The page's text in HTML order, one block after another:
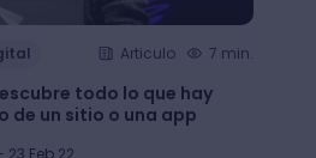
Articulo 7 min.
todo lo que hay
de un sitio o una app
Feb 22